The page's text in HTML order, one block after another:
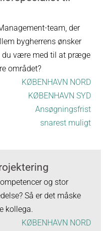
team, der
bygherrens ønsker
du være med til at præge
området?
KØBENHAVN NORD
KØBENHAVN SYD
Ansøgningsfrist
snarest muligt
og stor
Så er det måske
kollega.
KØBENHAVN NORD